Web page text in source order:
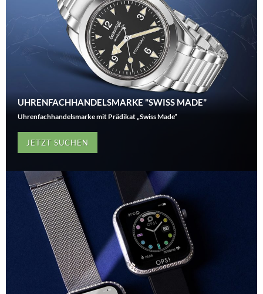
UHRENFACHHANDELSMARKE "SWISS MADE"
Uhrenfachhandelsmarke mit Prädikat „Swiss Made”
JETZT SUCHEN